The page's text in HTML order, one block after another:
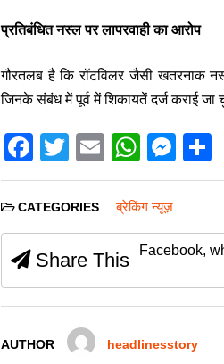
प्रतिबंधित नस्ल पर लापरवाही का आरोप
गौरतलब है कि रॉटविलर जैसी खतरनाक
जिनके संबंध में पूर्व में शिकायतें दर्ज कराई जा
F
a
c
e
b
o
k
T
wi
tt
er
E
m
ail
W
h
at
s
A
p
M
e
e
n
g
CATEGORIES ब्रेकिंग न्यूज़
Share This Facebook,
AUTHOR headlinesstory